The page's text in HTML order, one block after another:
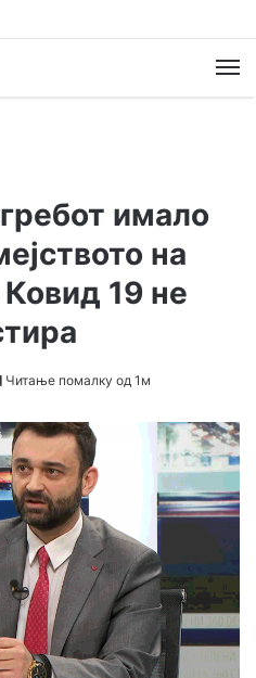
имало
на
Ковид 19 не
Читање помалку од 1м